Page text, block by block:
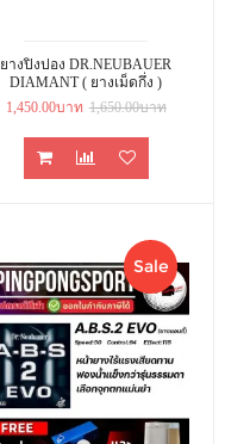
ยางปิงปอง DR.NEUBAUER
DIAMANT ( ยางเม็ดกึ่ง )
1,450.00บาท 1,650.00บาท
Sale